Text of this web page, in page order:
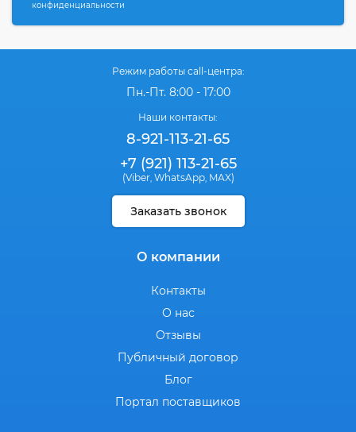
конфиденциальности
Режим работы call-центра:
Пн.-Пт. 8:00 - 17:00
Наши контакты:
8-921-113-21-65
+7 (921) 113-21-65
(Viber, WhatsApp, MAX)
Заказать звонок
О компании
Контакты
О нас
Отзывы
Публичный договор
Блог
Портал поставщиков